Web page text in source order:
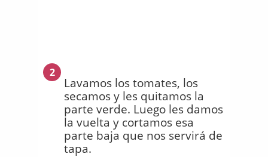
2
Lavamos los tomates, los
secamos y les quitamos la
parte verde. Luego les damos
la vuelta y cortamos esa
parte baja que nos servirá de
tapa.